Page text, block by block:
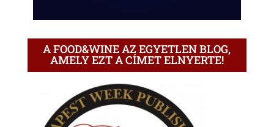
A FOOD&WINE AZ EGYETLEN BLOG,
AMELY EZT A CÍMET ELNYERTE!